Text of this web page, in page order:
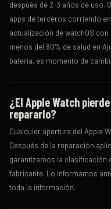
después de 2-3 años de uso.
apps de terceros corriendo
actualización de watchOS
menos del 80% de salud en
batería, es momento de
¿El Apple Watch
repararlo?
Cualquier apertura del Apple
Después de la reparación
garantizamos la clasificación
fabricante. Lo informamos
toda la información.